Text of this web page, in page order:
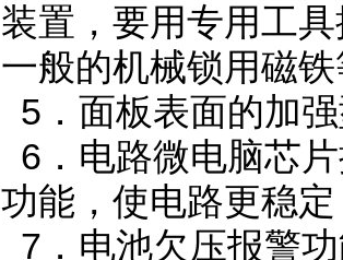
装置，要用专用工
一般的机械锁用磁
5．面板表面的加
6．电路微电脑芯
功能，使电路更稳
7．电池欠压报警